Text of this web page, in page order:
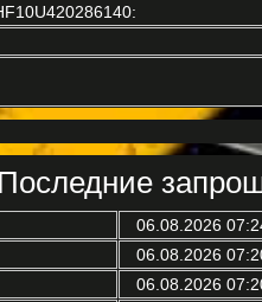
Последние
06.08.2026
06.08.2026
06.08.2026